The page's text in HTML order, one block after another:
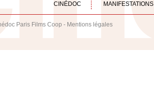
CINÉDOC MANIFESTATIONS
Paris Films Coop - Mentions légales